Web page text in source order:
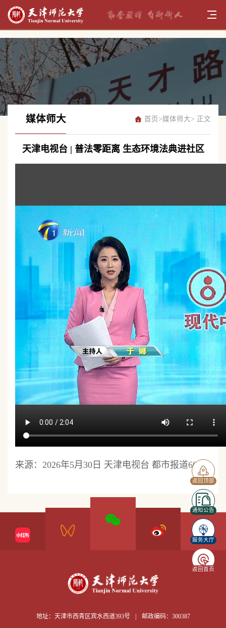
返回顶部
通知公告
服务大厅
返回首页
媒体师大 首页 >媒体师大> 正文
天津电视台 | 普法零距离 生态环境法典进社区
来源：2026年5月30日 天津电视台 都市报道60分
地址：天津市西青区宾水西道393号 | 邮政编码：300387